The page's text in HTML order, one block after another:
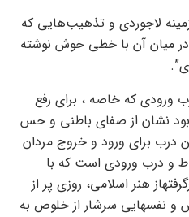
لاجوردی و تذهیب‌هایی که
میان آن با خطی خوش نوشته
ورودی که خاصه ، برای رفع
نشان از صفای باطنی و حس
درب برای ورود و خروج مردان
و درب ورودی است که با
هنر اسلامی، روزی پر از
و نفسهایی سرشار از خلوص به